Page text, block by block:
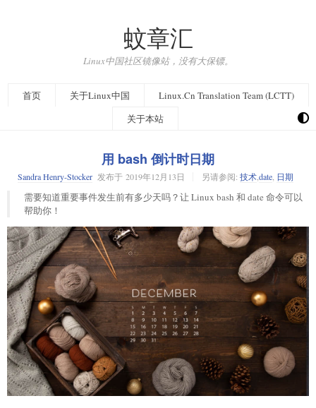
蚊章汇
Linux中国社区镜像站，没有大保镖。
首页 关于Linux中国
Linux.Cn Translation Team (LCTT)
关于本站
用 bash 倒计时日期
Sandra Henry-Stocker发布于 2019年12月13日 另请参阅: 技术,date, 日期
需要知道重要事件发生前有多少天吗？让 Linux bash 和 date 命令可以
帮助你！